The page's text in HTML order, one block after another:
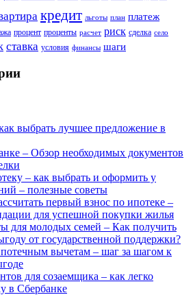
кредит льготы план платеж
процент проценты расчет риск сделка село
ставка условия финансы шаги
выбрать лучшее предложение в
– Обзор необходимых документов
– как выбрать и оформить у
– полезные советы
первый взнос по ипотеке –
для успешной покупки жилья
для молодых семей – Как получить
от государственной поддержки?
вычетам – шаг за шагом к
для созаемщика – как легко
в Сбербанке